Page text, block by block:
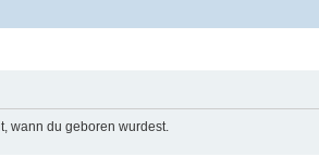
wann du geboren wurdest.